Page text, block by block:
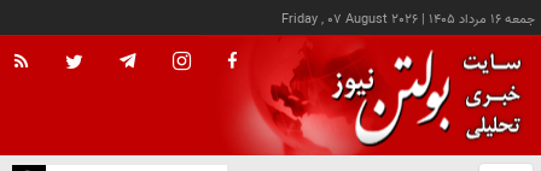
جمعه ۱۶ مرداد ۱۴۰۵ |
Friday , 07 August 2026